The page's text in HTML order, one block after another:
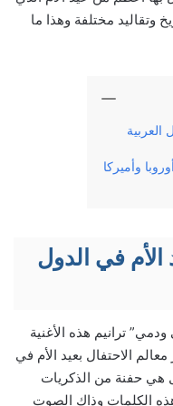
وتقاليد مختلفة وهذا ما
العربية
وأميركا
في الدول
ترانيم هذه الأغنية
الاحتفال بعيد الأم في
هي حفنة من الذكريات
الكلمات وذاك الصوت